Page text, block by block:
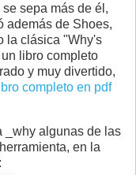
sepa más de él,
además de Shoes,
la clásica "Why's
libro completo
y muy divertido,
completo en pdf
_why algunas de las
en la